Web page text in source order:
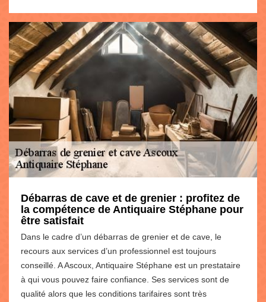
Débarras de cave et de grenier : profitez de
la compétence de Antiquaire Stéphane pour
être satisfait
Dans le cadre d’un débarras de grenier et de cave, le
recours aux services d’un professionnel est toujours
conseillé. A Ascoux, Antiquaire Stéphane est un prestataire
à qui vous pouvez faire confiance. Ses services sont de
qualité alors que les conditions tarifaires sont très